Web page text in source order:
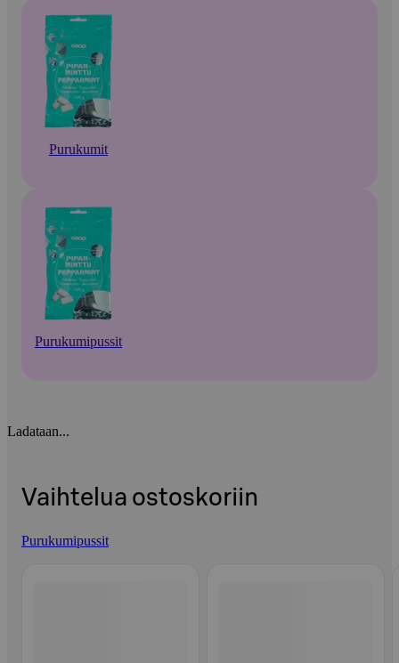
Purukumit
Purukumipussit
Ladataan...
Vaihtelua ostoskoriin
Purukumipussit